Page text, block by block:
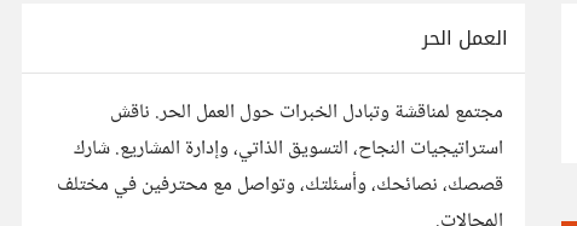
العمل الحر
مجتمع لمناقشة وتبادل الخبرات حول العمل الحر. ناقش
استراتيجيات النجاح، التسويق الذاتي، وإدارة المشاريع. شارك
قصصك، نصائحك، وأسئلتك، وتواصل مع محترفين في مختلف